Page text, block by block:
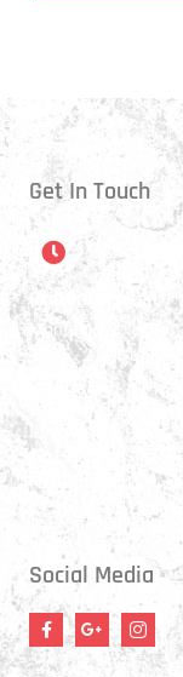
Get In Touch
Öffnungszeiten
Montag:
17:15 - 21:00 Uhr
Mittwoch:
17:30 - 21:00 Uhr
Donnerstag:
17:15 - 18:45 Uhr
17:30 - 21:00 Uhr
Social Media